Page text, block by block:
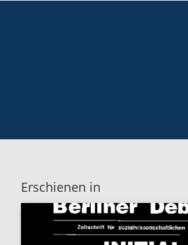
Erschienen in